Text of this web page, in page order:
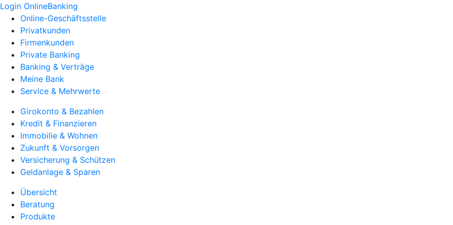
Login OnlineBanking
Online-Geschäftsstelle
Privatkunden
Firmenkunden
Private Banking
Banking & Verträge
Meine Bank
Service & Mehrwerte
Girokonto & Bezahlen
Kredit & Finanzieren
Immobilie & Wohnen
Zukunft & Vorsorgen
Versicherung & Schützen
Geldanlage & Sparen
Übersicht
Beratung
Produkte